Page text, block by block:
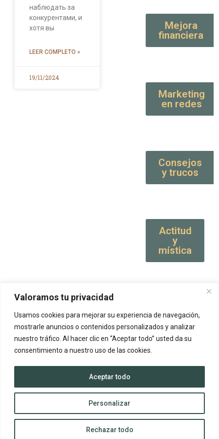
Valoramos tu privacidad
Usamos cookies para mejorar su experiencia de navegación,
mostrarle anuncios o contenidos personalizados y analizar
nuestro tráfico. Al hacer clic en “Aceptar todo” usted da su
consentimiento a nuestro uso de las cookies.
Personalizar
Rechazar todo
Aceptar todo
наблюдать за
конкурентами, и
хотя вы
LEER COMPLETO »
19/11/2024
Mejora
financiera
Marketing
en redes
Consejos
y trucos
Actitud
y
mística